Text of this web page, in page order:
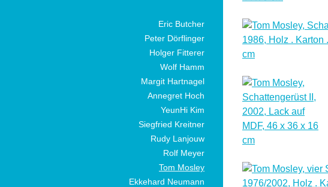
Eric Butcher
Peter Dörflinger
Holger Fitterer
Wolf Hamm
Margit Hartnagel
Annegret Hoch
YeunHi Kim
Siegfried Kreitner
Rudy Lanjouw
Rolf Meyer
Tom Mosley
Ekkehard Neumann